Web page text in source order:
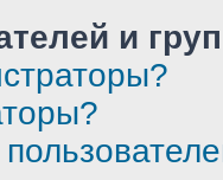
и